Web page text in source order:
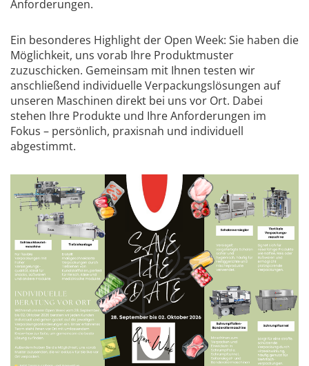
Anforderungen.
Ein besonderes Highlight der Open Week: Sie haben die
Möglichkeit, uns vorab Ihre Produktmuster
zuzuschicken. Gemeinsam mit Ihnen testen wir
anschließend individuelle Verpackungslösungen auf
unseren Maschinen direkt bei uns vor Ort. Dabei
stehen Ihre Produkte und Ihre Anforderungen im
Fokus – persönlich, praxisnah und individuell
abgestimmt.